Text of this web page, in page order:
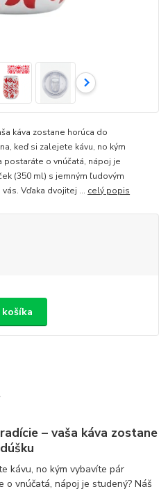
káva zostane horúca do
keď si zalejete kávu, no kým
o vnúčatá, nápoj je
(350 ml) s jemným ľudovým
Vďaka dvojitej ... celý popis
– vaša káva zostane
kávu, no kým vybavíte pár
vnúčatá, nápoj je studený? Náš